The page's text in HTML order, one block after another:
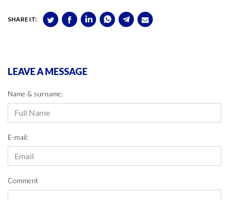
SHARE IT:
LEAVE A MESSAGE
Name & surname:
E-mail:
Comment